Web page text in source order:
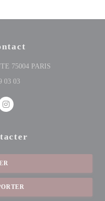
75004 PARIS
03 03
((ouvre une nouvelle
Instagram ((ouvre une